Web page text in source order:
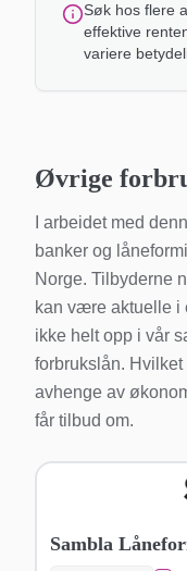
Søk hos flere
effektive
variere
Øvrige
I arbeidet med
banker og
Norge. Tilbyderne
kan være aktuelle i
ikke helt opp i vår
forbrukslån.
avhenge av
får tilbud om.
Sambla